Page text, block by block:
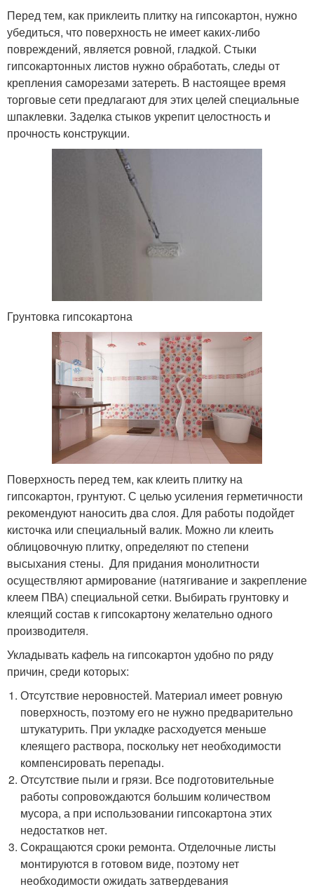
Перед тем, как приклеить плитку на гипсокартон, нужно
убедиться, что поверхность не имеет каких-либо
повреждений, является ровной, гладкой. Стыки
гипсокартонных листов нужно обработать, следы от
крепления саморезами затереть. В настоящее время
торговые сети предлагают для этих целей специальные
шпаклевки. Заделка стыков укрепит целостность и
прочность конструкции.
Грунтовка гипсокартона
Поверхность перед тем, как клеить плитку на
гипсокартон, грунтуют. С целью усиления герметичности
рекомендуют наносить два слоя. Для работы подойдет
кисточка или специальный валик. Можно ли клеить
облицовочную плитку, определяют по степени
высыхания стены. Для придания монолитности
осуществляют армирование (натягивание и закрепление
клеем ПВА) специальной сетки. Выбирать грунтовку и
клеящий состав к гипсокартону желательно одного
производителя.
Укладывать кафель на гипсокартон удобно по ряду
причин, среди которых:
Отсутствие неровностей. Материал имеет ровную
поверхность, поэтому его не нужно предварительно
штукатурить. При укладке расходуется меньше
клеящего раствора, поскольку нет необходимости
компенсировать перепады.
Отсутствие пыли и грязи. Все подготовительные
работы сопровождаются большим количеством
мусора, а при использовании гипсокартона этих
недостатков нет.
Сокращаются сроки ремонта. Отделочные листы
монтируются в готовом виде, поэтому нет
необходимости ожидать затвердевания